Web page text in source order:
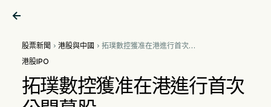

股票新聞  港股與中國  拓璞數控獲准在港進行首次公
港股IPO
拓璞數控獲准在港進行首次